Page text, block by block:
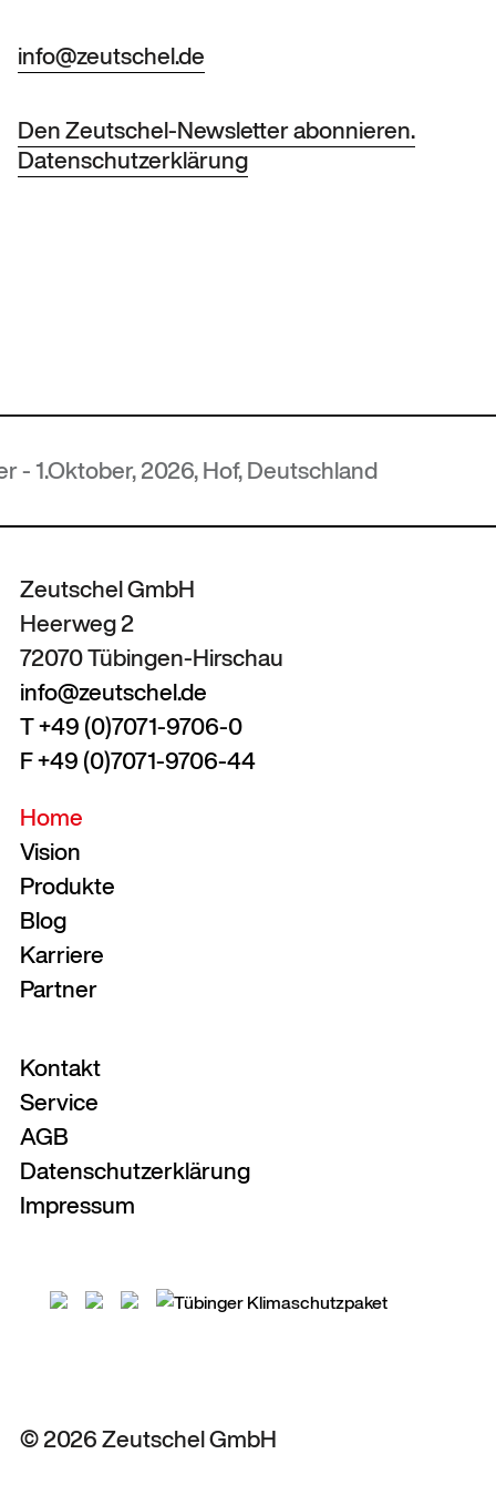
info@zeutschel.de
Den Zeutschel-Newsletter abonnieren.
Datenschutzerklärung
MUTEC
Zeutschel GmbH
Heerweg 2
72070 Tübingen-Hirschau
info@zeutschel.de
T +49 (0)7071-9706-0
F +49 (0)7071-9706-44
Home
Vision
Produkte
Blog
Karriere
Partner
Kontakt
Service
AGB
Datenschutzerklärung
Impressum
© 2026 Zeutschel GmbH